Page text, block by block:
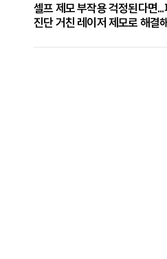
셀프 제모 부작용 걱정된다면
진단 거친 레이저 제모로 해결